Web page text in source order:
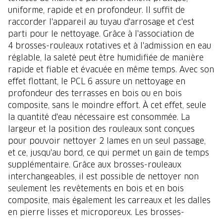
uniforme, rapide et en profondeur. Il suffit de
raccorder l'appareil au tuyau d'arrosage et c'est
parti pour le nettoyage. Grâce à l'association de
4 brosses-rouleaux rotatives et à l'admission en eau
réglable, la saleté peut être humidifiée de manière
rapide et fiable et évacuée en même temps. Avec son
effet flottant, le PCL 6 assure un nettoyage en
profondeur des terrasses en bois ou en bois
composite, sans le moindre effort. À cet effet, seule
la quantité d'eau nécessaire est consommée. La
largeur et la position des rouleaux sont conçues
pour pouvoir nettoyer 2 lames en un seul passage,
et ce, jusqu'au bord, ce qui permet un gain de temps
supplémentaire. Grâce aux brosses-rouleaux
interchangeables, il est possible de nettoyer non
seulement les revêtements en bois et en bois
composite, mais également les carreaux et les dalles
en pierre lisses et microporeux. Les brosses-